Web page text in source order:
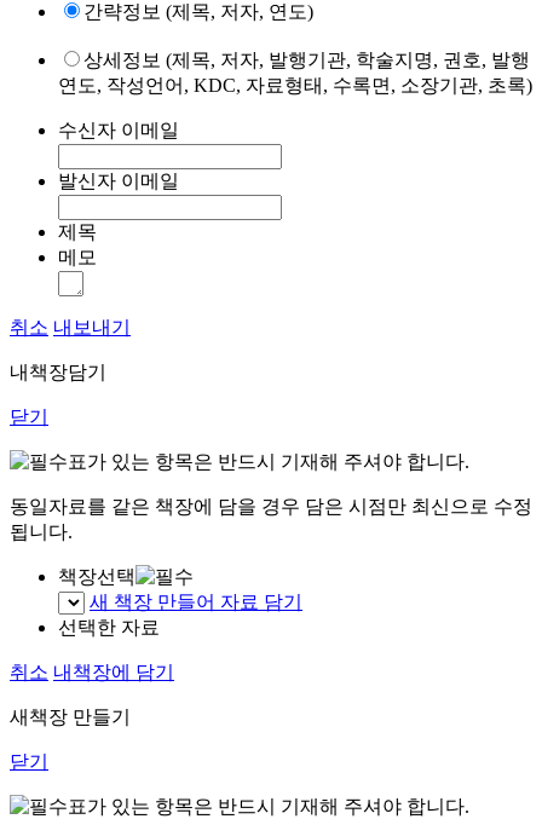
간략정보 (제목, 저자, 연도)
상세정보 (제목, 저자, 발행기관, 학술지명, 권호, 발행
연도, 작성언어, KDC, 자료형태, 수록면, 소장기관, 초록)
수신자 이메일
발신자 이메일
제목
메모
취소 내보내기
내책장담기
닫기
표가 있는 항목은 반드시 기재해 주셔야 합니다.
동일자료를 같은 책장에 담을 경우 담은 시점만 최신으로 수정
됩니다.
책장선택
새 책장 만들어 자료 담기
선택한 자료
취소 내책장에 담기
새책장 만들기
닫기
표가 있는 항목은 반드시 기재해 주셔야 합니다.